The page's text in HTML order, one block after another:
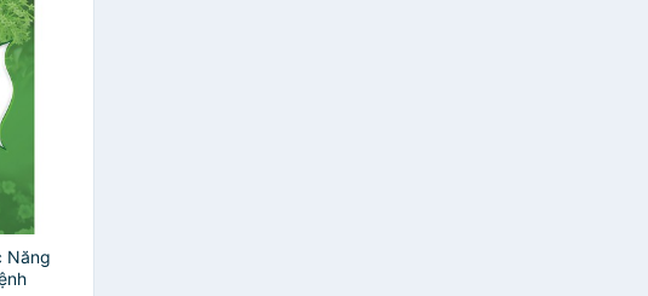
Năng